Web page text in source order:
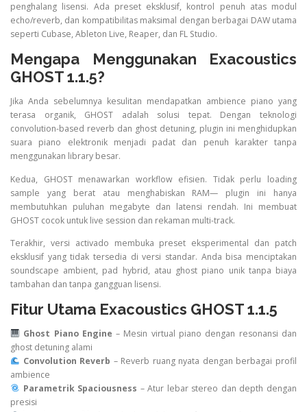
penghalang lisensi. Ada preset eksklusif, kontrol penuh atas modul
echo/reverb, dan kompatibilitas maksimal dengan berbagai DAW utama
seperti Cubase, Ableton Live, Reaper, dan FL Studio.
Mengapa Menggunakan Exacoustics
GHOST 1.1.5?
Jika Anda sebelumnya kesulitan mendapatkan ambience piano yang
terasa organik, GHOST adalah solusi tepat. Dengan teknologi
convolution-based reverb dan ghost detuning, plugin ini menghidupkan
suara piano elektronik menjadi padat dan penuh karakter tanpa
menggunakan library besar.
Kedua, GHOST menawarkan workflow efisien. Tidak perlu loading
sample yang berat atau menghabiskan RAM— plugin ini hanya
membutuhkan puluhan megabyte dan latensi rendah. Ini membuat
GHOST cocok untuk live session dan rekaman multi-track.
Terakhir, versi activado membuka preset eksperimental dan patch
eksklusif yang tidak tersedia di versi standar. Anda bisa menciptakan
soundscape ambient, pad hybrid, atau ghost piano unik tanpa biaya
tambahan dan tanpa gangguan lisensi.
Fitur Utama Exacoustics GHOST 1.1.5
Ghost Piano Engine – Mesin virtual piano dengan resonansi dan
ghost detuning alami
Convolution Reverb – Reverb ruang nyata dengan berbagai profil
ambience
Parametrik Spaciousness – Atur lebar stereo dan depth dengan
presisi